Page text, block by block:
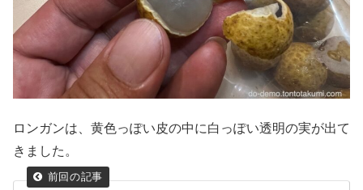
ロンガンは、黄色っぽい皮の中に白っぽい透明の実が出て
きました。